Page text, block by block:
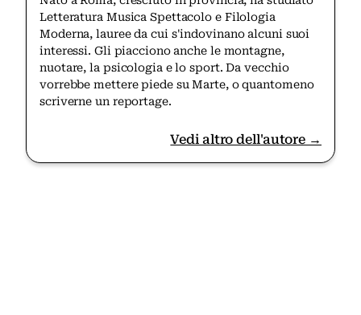
Letteratura Musica Spettacolo e Filologia
Moderna, lauree da cui s'indovinano alcuni suoi
interessi. Gli piacciono anche le montagne,
nuotare, la psicologia e lo sport. Da vecchio
vorrebbe mettere piede su Marte, o quantomeno
scriverne un reportage.
Vedi altro dell'autore →